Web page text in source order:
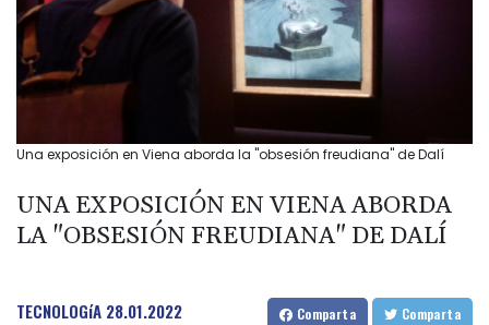
Una exposición en Viena aborda la "obsesión freudiana" de Dalí
UNA EXPOSICIÓN EN VIENA ABORDA
LA "OBSESIÓN FREUDIANA" DE DALÍ
TECNOLOGíA 28.01.2022 Comparta Comparta